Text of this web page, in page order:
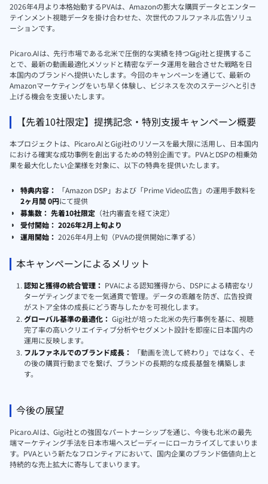
2026年4月より本格始動するPVAは、Amazonの膨大な購買データとエンター
テインメント視聴データを掛け合わせた、次世代のフルファネル広告ソリュ
ーションです。
Picaro.AIは、先行市場である北米で圧倒的な実績を持つGigi社と提携するこ
とで、最新の動画最適化メソッドと精密なデータ運用を融合させた戦略を日
本国内のブランドへ提供いたします。今回のキャンペーンを通じて、最新の
Amazonマーケティングをいち早く体験し、ビジネスを次のステージへと引き
上げる機会を支援いたします。
【先着10社限定】提携記念・特別支援キャンペーン概要
本プロジェクトは、Picaro.AIとGigi社のリソースを最大限に活用し、日本国内
における確実な成功事例を創出するための特別企画です。PVAとDSPの相乗効
果を最大化したい企業様を対象に、以下の特典を提供いたします。
特典内容：
「Amazon DSP」および「Prime Video広告」の運用手数料を
2ヶ月間 0円にて提供
募集数： 先着10社限定 （社内審査を経て決定）
受付開始： 2026年2月上旬より
運用開始： 2026年4月上旬（PVAの提供開始に準ずる）
本キャンペーンによるメリット
認知と獲得の統合管理： PVAによる認知獲得から、DSPによる精密なリ
ターゲティングまでを一気通貫で管理。データの乖離を防ぎ、広告投資
がストア全体の成長にどう寄与したかを可視化します。
グローバル基準の最適化： Gigi社が培った北米の先行事例を基に、視聴
完了率の高いクリエイティブ分析やセグメント設計を即座に日本国内の
運用に反映します。
フルファネルでのブランド成長：
「動画を流して終わり」ではなく、そ
の後の購買行動までを繋げ、ブランドの長期的な成長基盤を構築しま
す。
今後の展望
Picaro.AIは、Gigi社との強固なパートナーシップを通じ、今後も北米の最先
端マーケティング手法を日本市場へスピーディーにローカライズしてまいりま
す。PVAという新たなフロンティアにおいて、国内企業のブランド価値向上と
持続的な売上拡大に寄与してまいります。